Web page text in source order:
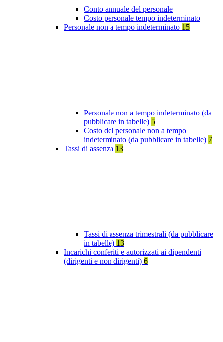
Conto annuale del personale
Costo personale tempo indeterminato
Personale non a tempo indeterminato 15
Personale non a tempo indeterminato (da
pubblicare in tabelle) 5
Costo del personale non a tempo
indeterminato (da pubblicare in tabelle) 7
Tassi di assenza 13
Tassi di assenza trimestrali (da pubblicare
in tabelle) 13
Incarichi conferiti e autorizzati ai dipendenti
(dirigenti e non dirigenti) 6